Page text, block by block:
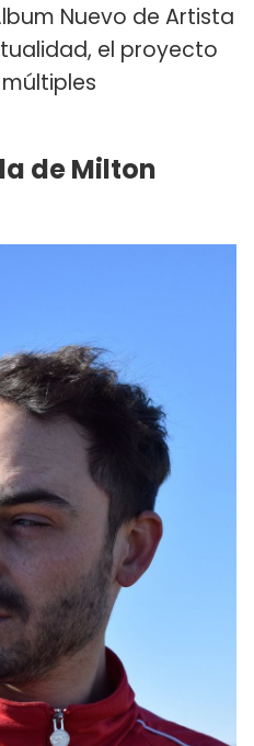
Nuevo de Artista
el proyecto
de Milton